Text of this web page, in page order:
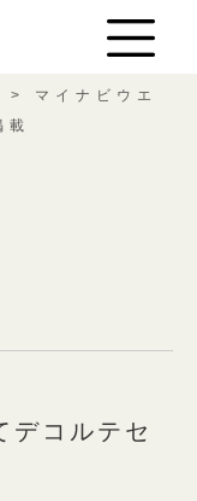
> マイナビウエ
載
デコルテセ